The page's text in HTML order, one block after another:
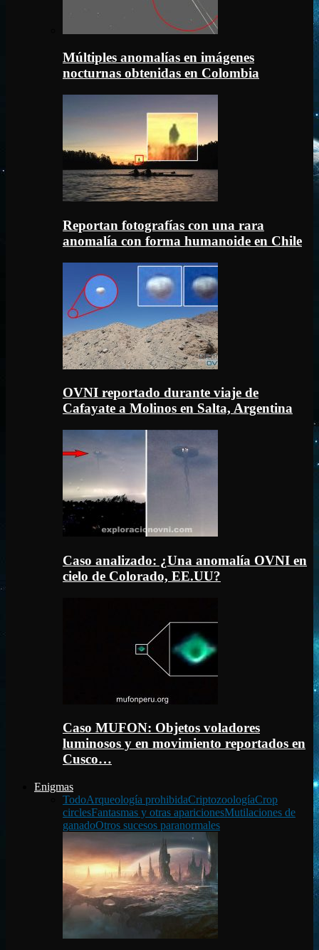
Múltiples anomalías en imágenes
nocturnas obtenidas en Colombia
Reportan fotografías con una rara
anomalía con forma humanoide en Chile
OVNI reportado durante viaje de
Cafayate a Molinos en Salta, Argentina
Caso analizado: ¿Una anomalía OVNI en
cielo de Colorado, EE.UU?
Caso MUFON: Objetos voladores
luminosos y en movimiento reportados en
Cusco…
Enigmas
TodoArqueología prohibidaCriptozoologíaCrop
circlesFantasmas y otras aparicionesMutilaciones de
ganadoOtros sucesos paranormales